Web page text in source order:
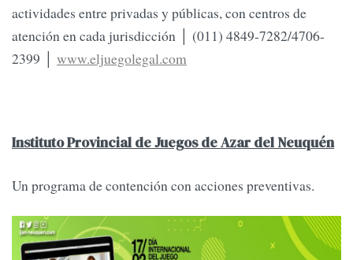
actividades entre privadas y públicas, con centros de
atención en cada jurisdicción │ (011) 4849-7282/4706-
2399 │ www.eljuegolegal.com
Instituto Provincial de Juegos de Azar del Neuquén
Un programa de contención con acciones preventivas.